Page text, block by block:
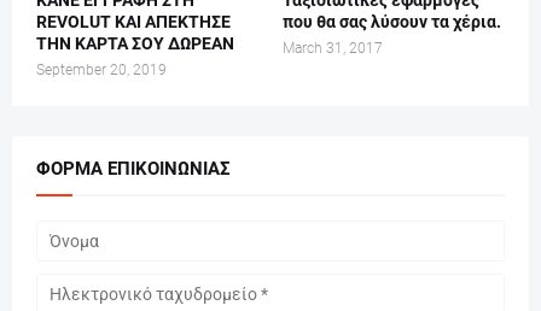
REVOLUT ΚΑΙ ΑΠΕΚΤΗΣΕ
ΤΗΝ ΚΑΡΤΑ ΣΟΥ ΔΩΡΕΑΝ
September 20, 2019
που θα σας λύσουν τα χέρια.
March 31, 2017
ΦΌΡΜΑ ΕΠΙΚΟΙΝΩΝΊΑΣ